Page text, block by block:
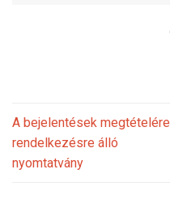
A bejelentések megtételére
rendelkezésre álló
nyomtatvány